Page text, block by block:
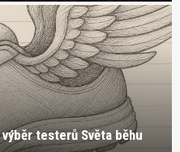
testerů Světa běhu